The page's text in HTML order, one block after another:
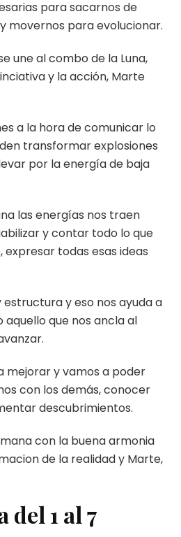
para sacarnos de
movernos para evolucionar.
une al combo de la Luna,
y la acción, Marte
a la hora de comunicar lo
transformar explosiones
por la energía de baja
las energías nos traen
y contar todo lo que
todas esas ideas
y eso nos ayuda a
que nos ancla al
mejorar y vamos a poder
con los demás, conocer
descubrimientos.
con la buena armonia
de la realidad y Marte,
del 1 al 7